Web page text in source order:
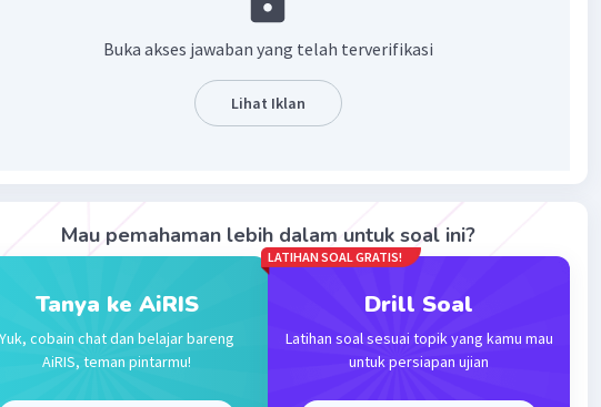
Beri Rating
Buka akses jawaban yang telah terverifikasi
Lihat Iklan
Mau pemahaman lebih dalam untuk soal ini?
Tanya ke AiRIS
Yuk, cobain chat dan belajar bareng
AiRIS, teman pintarmu!
LATIHAN SOAL GRATIS!
Drill Soal
Latihan soal sesuai topik yang kamu mau
untuk persiapan ujian